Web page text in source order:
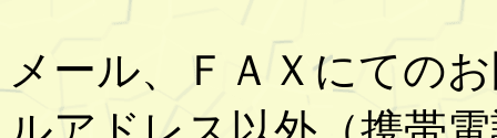
メール、ＦＡＸにての